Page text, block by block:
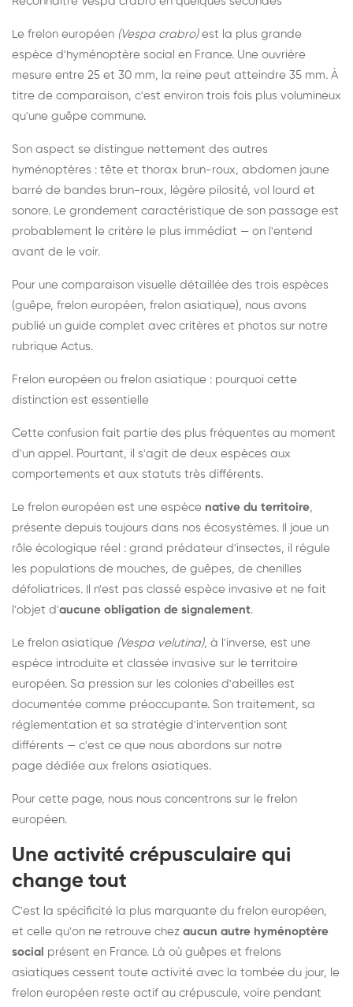
Le frelon européen (Vespa crabro)est la plus grande
espèce d'hyménoptère social en France. Une ouvrière
mesure entre 25 et 30 mm, la reine peut atteindre 35 mm. À
titre de comparaison, c'est environ trois fois plus volumineux
qu'une guêpe commune.
Son aspect se distingue nettement des autres
hyménoptères : tête et thorax brun-roux, abdomen jaune
barré de bandes brun-roux, légère pilosité, vol lourd et
sonore. Le grondement caractéristique de son passage est
probablement le critère le plus immédiat — on l'entend
avant de le voir.
Pour une comparaison visuelle détaillée des trois espèces
(guêpe, frelon européen, frelon asiatique), nous avons
publié un guide complet avec critères et photos sur notre
rubrique Actus.
Frelon européen ou frelon asiatique : pourquoi cette
distinction est essentielle
Cette confusion fait partie des plus fréquentes au moment
d'un appel. Pourtant, il s'agit de deux espèces aux
comportements et aux statuts très différents.
Le frelon européen est une espèce native du territoire,
présente depuis toujours dans nos écosystèmes. Il joue un
rôle écologique réel : grand prédateur d'insectes, il régule
les populations de mouches, de guêpes, de chenilles
défoliatrices. Il n'est pas classé espèce invasive et ne fait
l'objet d'aucune obligation de signalement.
Le frelon asiatique (Vespa velutina), à l'inverse, est une
espèce introduite et classée invasive sur le territoire
européen. Sa pression sur les colonies d'abeilles est
documentée comme préoccupante. Son traitement, sa
réglementation et sa stratégie d'intervention sont
différents — c'est ce que nous abordons sur notre
page dédiée aux frelons asiatiques.
Pour cette page, nous nous concentrons sur le frelon
européen.
Une activité crépusculaire qui
change tout
C'est la spécificité la plus marquante du frelon européen,
et celle qu'on ne retrouve chez aucun autre hyménoptère
social présent en France. Là où guêpes et frelons
asiatiques cessent toute activité avec la tombée du jour, le
frelon européen reste actif au crépuscule, voire pendant